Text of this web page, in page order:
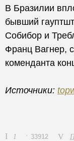
В Бразилии
бывший
Собибор и
Франц Вагнер,
коменданта
Источники:
1 33912